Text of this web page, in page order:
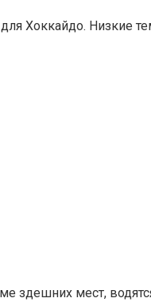
Хоккайдо. Низкие
здешних мест,